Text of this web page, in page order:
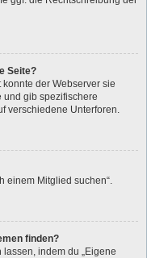
Seite?
der Webserver sie
und gib spezifischere
verschiedene Unterforen.
einem Mitglied suchen“.
finden?
indem du „Eigene